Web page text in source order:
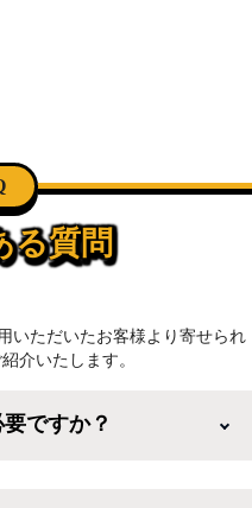
る質問
いただいたお客様より寄せられ
介いたします。
ですか？